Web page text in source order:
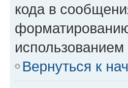
кода в
Вернуться к